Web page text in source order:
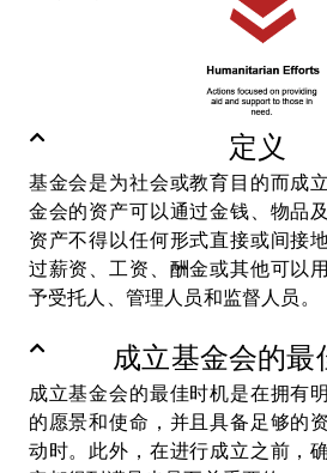
定义
基金会是为社会或教育目的而成
金会的资产可以通过金钱、物品
资产不得以任何形式直接或间接
过薪资、工资、酬金或其他可以
予受托人、管理人员和监督人员。
成立基金会的最
成立基金会的最佳时机是在拥有
的愿景和使命，并且具备足够的
动时。此外，在进行成立之前，